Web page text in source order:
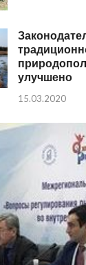
улучшено
15.03.2020